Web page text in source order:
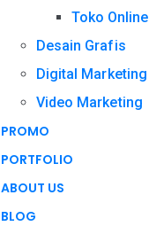
Toko Online
Desain Grafis
Digital Marketing
Video Marketing
PROMO
PORTFOLIO
ABOUT US
BLOG